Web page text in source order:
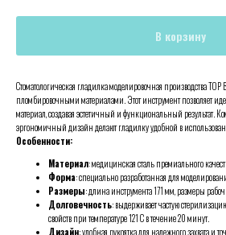
В корзину
Стоматологическая гладилка моделировочная производства
пломбировочными материалами. Этот инструмент позволяет
материал, создавая эстетичный и функциональный результат.
эргономичный дизайн делают гладилку удобной в
Особенности:
Материал: медицинская сталь премиального
Форма: специально разработанная для
Размеры: длина инструмента 171 мм, размеры
Долговечность: выдерживает частую
свойств при температуре 121 С в течение 20 минут.
Дизайн: удобная рукоятка для надежного захвата и